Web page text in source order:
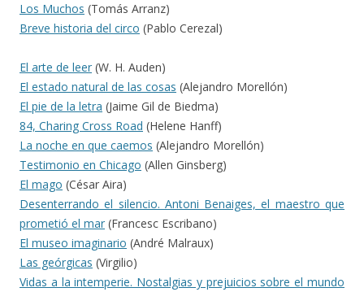
Los Muchos (Tomás Arranz)
Breve historia del circo (Pablo Cerezal)
El arte de leer (W. H. Auden)
El estado natural de las cosas (Alejandro Morellón)
El pie de la letra (Jaime Gil de Biedma)
84, Charing Cross Road (Helene Hanff)
La noche en que caemos (Alejandro Morellón)
Testimonio en Chicago (Allen Ginsberg)
El mago (César Aira)
Desenterrando el silencio. Antoni Benaiges, el maestro que
prometió el mar (Francesc Escribano)
El museo imaginario (André Malraux)
Las geórgicas (Virgilio)
Vidas a la intemperie. Nostalgias y prejuicios sobre el mundo